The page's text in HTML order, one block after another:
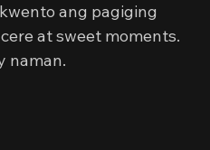
ang pagiging
at sweet moments.
naman.